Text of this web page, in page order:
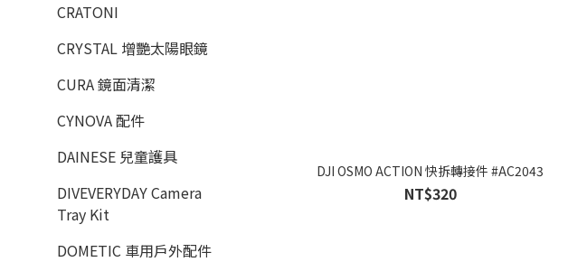
CRATONI
CRYSTAL 增艷太陽眼鏡
CURA 鏡面清潔
CYNOVA 配件
DAINESE 兒童護具
DIVEVERYDAY Camera
Tray Kit
DOMETIC 車用戶外配件
DJI OSMO ACTION 快拆轉接件 #AC2043
NT$320